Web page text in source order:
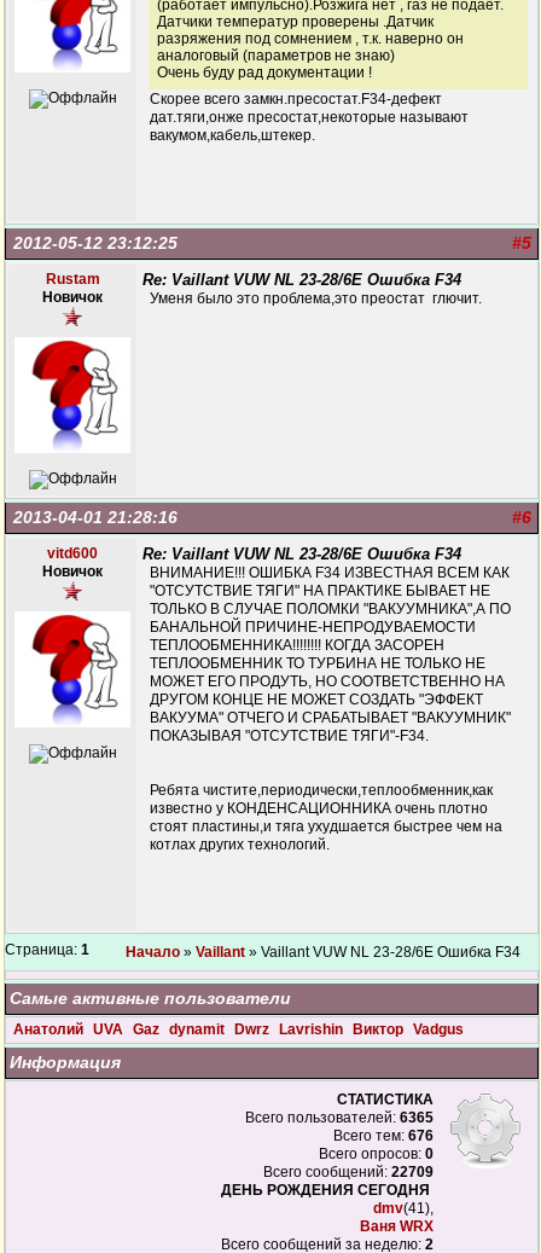
(работает импульсно).Розжига нет , газ не подаёт.
Датчики температур проверены .Датчик
разряжения под сомнением , т.к. наверно он
аналоговый (параметров не знаю)
Очень буду рад документации !
Скорее всего замкн.пресостат.F34-дефект
дат.тяги,онже пресостат,некоторые называют
вакумом,кабель,штекер.
#5
2012-05-12 23:12:25
Rustam
Новичок
Re: Vaillant VUW NL 23-28/6E Ошибка F34
Уменя было это проблема,это преостат глючит.
#6
2013-04-01 21:28:16
vitd600
Новичок
Re: Vaillant VUW NL 23-28/6E Ошибка F34
ВНИМАНИЕ!!! ОШИБКА F34 ИЗВЕСТНАЯ ВСЕМ КАК
"ОТСУТСТВИЕ ТЯГИ" НА ПРАКТИКЕ БЫВАЕТ НЕ
ТОЛЬКО В СЛУЧАЕ ПОЛОМКИ "ВАКУУМНИКА",А ПО
БАНАЛЬНОЙ ПРИЧИНЕ-НЕПРОДУВАЕМОСТИ
ТЕПЛООБМЕННИКА!!!!!!!! КОГДА ЗАСОРЕН
ТЕПЛООБМЕННИК ТО ТУРБИНА НЕ ТОЛЬКО НЕ
МОЖЕТ ЕГО ПРОДУТЬ, НО СООТВЕТСТВЕННО НА
ДРУГОМ КОНЦЕ НЕ МОЖЕТ СОЗДАТЬ "ЭФФЕКТ
ВАКУУМА" ОТЧЕГО И СРАБАТЫВАЕТ "ВАКУУМНИК"
ПОКАЗЫВАЯ "ОТСУТСТВИЕ ТЯГИ"-F34.
Ребята чистите,периодически,теплообменник,как
известно у КОНДЕНСАЦИОННИКА очень плотно
стоят пластины,и тяга ухудшается быстрее чем на
котлах других технологий.
Страница: 1 Начало » Vaillant » Vaillant VUW NL 23-28/6E Ошибка F34
Самые активные пользователи
Анатолий UVA Gaz dynamit Dwrz Lavrishin Виктор Vadgus
Информация
СТАТИСТИКА
Всего пользователей: 6365
Всего тем: 676
Всего опросов: 0
Всего сообщений: 22709
ДЕНЬ РОЖДЕНИЯ СЕГОДНЯ
dmv(41),
Ваня WRX
Всего сообщений за неделю: 2